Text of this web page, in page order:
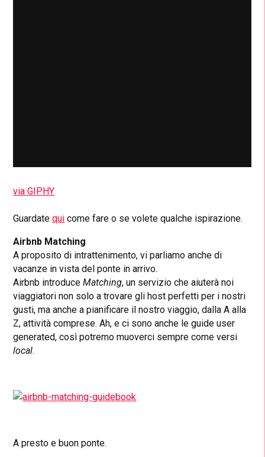
via GIPHY
Guardatequi come fare o se volete qualche ispirazione.
Airbnb Matching
A proposito di intrattenimento, vi parliamo anche di
vacanze in vista del ponte in arrivo.
Airbnb introduceMatching, un servizio che aiuterà noi
viaggiatori non solo a trovare gli host perfetti per i nostri
gusti, ma anche a pianificare il nostro viaggio, dalla A alla
Z, attività comprese. Ah, e ci sono anche le guide user
generated, così potremo muoverci sempre come versi
local.
A presto e buon ponte.